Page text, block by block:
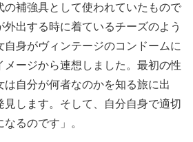
の補強具として使われていたもので
出する時に着ているチーズのよう
自身がヴィンテージのコンドームに
メージから連想しました。最初の性
は自分が何者なのかを知る旅に出
見します。そして、自分自身で適切
るのです」。